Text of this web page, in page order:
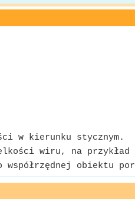
w kierunku stycznym.
wiru, na przykład
obiektu